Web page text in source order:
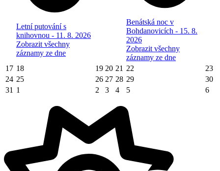
Letní putování s
knihovnou - 11. 8. 2026
Zobrazit všechny
záznamy ze dne
Benátská noc v
Bohdanovicích - 15. 8.
2026
Zobrazit všechny
záznamy ze dne
17 18 19 20 21 22
23
24 25 26 27 28 29
30
31 1 2 3 4 5 6